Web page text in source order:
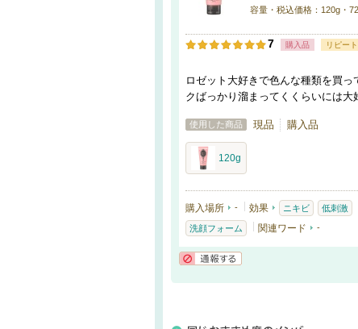
容量・税込価格：120g・
7 購入品 リピート
ロゼット大好きで色んな種類を買
クばっかり溜まってくくらいには大
使用した商品 現品 購入品
120g
購入場所 - 効果 ニキビ 低刺激
洗顔フォーム 関連ワード -